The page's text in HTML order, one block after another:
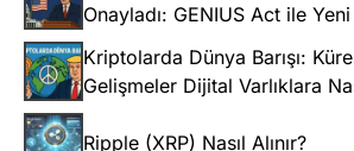
Onayladı: GENIUS Act ile
Kriptolarda Dünya Barışı:
Gelişmeler Dijital Varlıklara
Ripple (XRP) Nasıl Alınır?